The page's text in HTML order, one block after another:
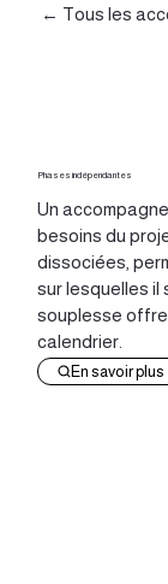
← Tous les
Phases indépendantes
Un
besoins du
dissociées,
sur lesquelles
souplesse
calendrier.
En savoir plus